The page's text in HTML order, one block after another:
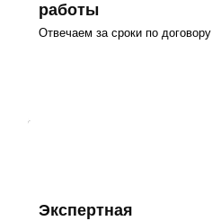
работы
Отвечаем за сроки по договору
Экспертная